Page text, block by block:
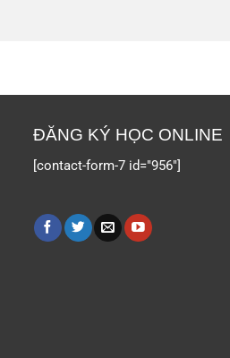
ĐĂNG KÝ HỌC ONLINE
[contact-form-7 id="956"]